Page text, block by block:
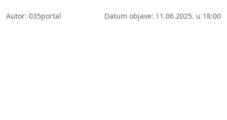
Autor: 035portal Datum objave: 11.06.2025. u 18:00